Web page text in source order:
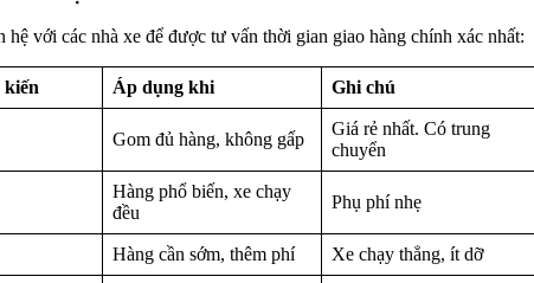
với các nhà xe để được tư vấn thời gian giao hàng chính xác nhất:
Áp dụng khi Ghi chú
Gom đủ hàng, không gấp
Giá rẻ nhất. Có trung
chuyển
Hàng phổ biến, xe chạy
đều
Phụ phí nhẹ
Hàng cần sớm, thêm phí Xe chạy thẳng, ít dỡ